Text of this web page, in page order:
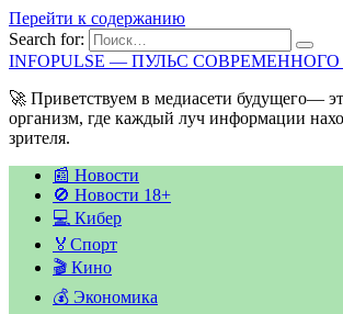
Перейти к содержанию
Search for:
INFOPULSE — ПУЛЬС
🚀 Приветствуем в медиасети будущего—
организм, где каждый луч информации
зрителя.
📰 Новости
🚫 Новости 18+
💻 Кибер
🏅Спорт
🎬 Кино
💰 Экономика